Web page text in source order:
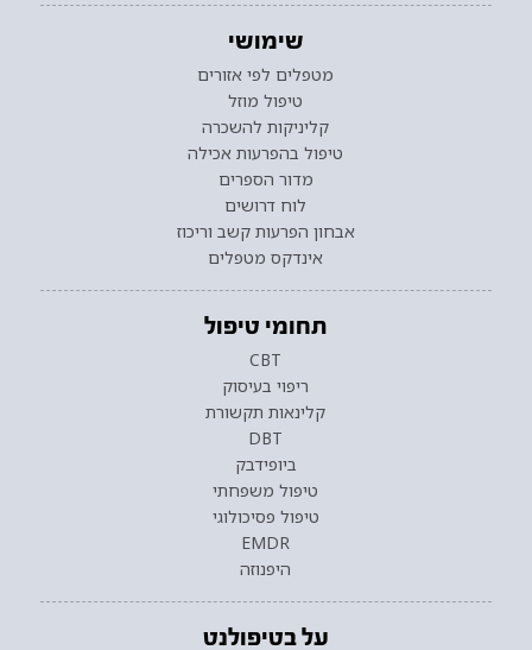
שימושי
מטפלים לפי אזורים
טיפול מוזל
קליניקות להשכרה
טיפול בהפרעות אכילה
מדור הספרים
לוח דרושים
אבחון הפרעות קשב וריכוז
אינדקס מטפלים
תחומי טיפול
CBT
ריפוי בעיסוק
קלינאות תקשורת
DBT
ביופידבק
טיפול משפחתי
טיפול פסיכולוגי
EMDR
היפנוזה
על בטיפולנט